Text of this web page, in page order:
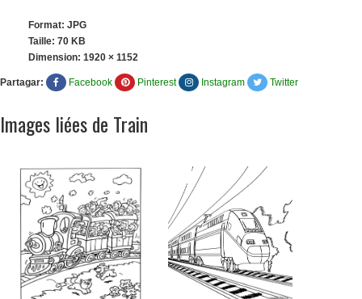
Format: JPG
Taille: 70 KB
Dimension: 1920 × 1152
Partagar: Facebook Pinterest Instagram Twitter
Images liées de Train